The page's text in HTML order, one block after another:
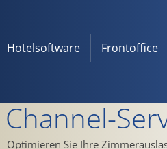
Hotelsoftware Frontoffice
Channel-
Optimieren Sie Ihre